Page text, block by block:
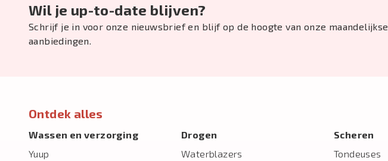
Wil je up-to-date blijven?
Schrijf je in voor onze nieuwsbrief en blijf op de hoogte van onze maandelijkse
aanbiedingen.
Ontdek alles
Wassen en verzorging
Yuup
Drogen
Waterblazers
Scheren
Tondeuses